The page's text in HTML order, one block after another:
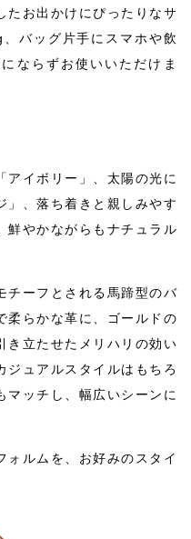
たお出かけにぴったりなサ
バッグ片手にスマホや飲
ならずお使いいただけま
アイボリー」、太陽の光に
」、落ち着きと親しみやす
鮮やかながらもナチュラル
チーフとされる馬蹄型のバ
柔らかな革に、ゴールドの
き立たせたメリハリの効い
ジュアルスタイルはもちろ
マッチし、幅広いシーンに
ォルムを、お好みのスタイ